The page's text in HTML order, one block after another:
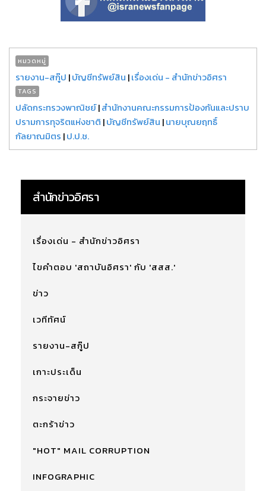
หมวดหมู่
รายงาน-สกู๊ป |บัญชีทรัพย์สิน |เรื่องเด่น - สำนักข่าวอิศรา
TAGS
ปลัดกระทรวงพาณิชย์|สำนักงานคณะกรรมการป้องกันและปราบ
ปรามการทุจริตแห่งชาติ |บัญชีทรัพย์สิน |นายบุณยฤทธิ์
กัลยาณมิตร |ป.ป.ช.
สำนักข่าวอิศรา
เรื่องเด่น - สำนักข่าวอิศรา
ไขคำตอบ 'สถาบันอิศรา' กับ 'สสส.'
ข่าว
เวทีทัศน์
รายงาน-สกู๊ป
เกาะประเด็น
กระจายข่าว
ตะกร้าข่าว
"HOT" MAIL CORRUPTION
INFOGRAPHIC